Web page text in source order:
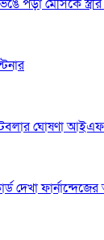
পড়া মেসিকে স্ত্রীর
ফুটবলার ঘোষণা
দেখা